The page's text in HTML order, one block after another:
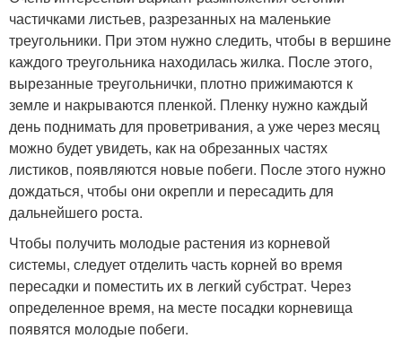
частичками листьев, разрезанных на маленькие
треугольники. При этом нужно следить, чтобы в вершине
каждого треугольника находилась жилка. После этого,
вырезанные треугольнички, плотно прижимаются к
земле и накрываются пленкой. Пленку нужно каждый
день поднимать для проветривания, а уже через месяц
можно будет увидеть, как на обрезанных частях
листиков, появляются новые побеги. После этого нужно
дождаться, чтобы они окрепли и пересадить для
дальнейшего роста.
Чтобы получить молодые растения из корневой
системы, следует отделить часть корней во время
пересадки и поместить их в легкий субстрат. Через
определенное время, на месте посадки корневища
появятся молодые побеги.